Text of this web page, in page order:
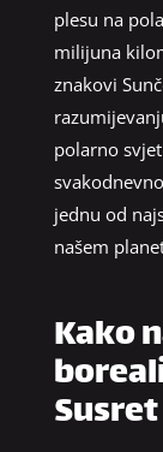
plesu na
milijuna
znakovi
polarno
jednu od
našem
Kako